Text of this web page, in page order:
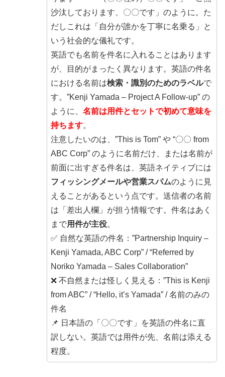
沙汰しております、〇〇です」のように。た
だしこれは「自分が誰かを丁寧に名乗る」と
いう社会的な儀礼です。
英語でも名前を件名に入れることはあります
が、目的がまったく異なります。英語の件名
における名前は検索・識別のためのラベルで
す。”Kenji Yamada – Project A Follow-up” の
ように、 名前は用件とセットで初めて意味を
持ちます。
注意したいのは、”This is Tom” や “〇〇 from
ABC Corp” のように名前だけ、または名前が
前面に出すぎる件名は、英語ネイティブには
フィッシングメールや営業スパムのように見
えることがあるという点です。送信者の名前
は「差出人欄」が担う情報です。件名はあく
まで用件が主役。
✅ 自然な英語の件名：”Partnership Inquiry –
Kenji Yamada, ABC Corp” / “Referred by
Noriko Yamada – Sales Collaboration”
❌ 不自然または怪しく見える：”This is Kenji
from ABC” / “Hello, it’s Yamada” / 名前のみの
件名
📌 日本語の「〇〇です」を英語の件名に直
訳しない。英語では用件が先、名前は添える
程度。